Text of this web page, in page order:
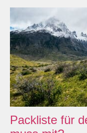
Packliste für